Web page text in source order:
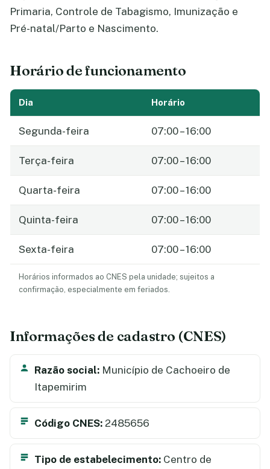
Primaria, Controle de Tabagismo, Imunização e
Pré-natal/Parto e Nascimento.
Horário de funcionamento
Dia Horário
Segunda-feira 07:00 – 16:00
Terça-feira 07:00 – 16:00
Quarta-feira 07:00 – 16:00
Quinta-feira 07:00 – 16:00
Sexta-feira 07:00 – 16:00
Horários informados ao CNES pela unidade; sujeitos a
confirmação, especialmente em feriados.
Informações de cadastro (CNES)
Razão social: Município de Cachoeiro de
Itapemirim
Código CNES: 2485656
Tipo de estabelecimento: Centro de